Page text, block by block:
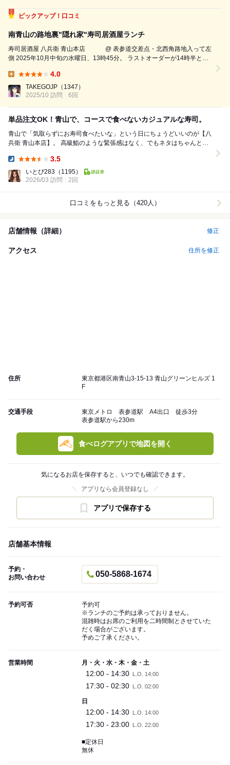
ピックアップ！口コミ
南青山の路地裏"隠れ家"寿司居酒屋ランチ
寿司居酒屋 八兵衛 青山本店 @ 表参道交差点・北西角路地入って左
側 2025年10月中旬の水曜日、13時45分。 ラストオーダーが14時半とい
4.0
TAKEGOJP （1347）
2025/10 訪問
6回
単品注文OK！青山で、コースで食べないカジュアルな寿司。
青山で「気取らずにお寿司食べたいな」という日にちょうどいいのが【八
兵衛 青山本店】。 高級鮨のような緊張感はなく、でもネタはちゃんとし
3.5
いとぴ283 （1195）
2026/03 訪問
2回
口コミをもっと見る（420人）
店舗情報（詳細） 修正
アクセス 住所を修正
住所
東京都港区南青山3-15-13 青山グリーンヒルズ 1
F
交通手段
東京メトロ 表参道駅 A4出口 徒歩3分
表参道駅から230m
食べログアプリで地図を開く
気になるお店を保存すると、いつでも確認できます。
アプリなら会員登録なし
アプリで保存する
店舗基本情報
予約・
お問い合わせ
050-5868-1674
予約可否
予約可
※ランチのご予約は承っておりません。
混雑時はお席のご利用を二時間制とさせていた
だく場合がございます。
予めご了承ください。
営業時間 月・火・水・木・金・土
12:00 - 14:30 L.O. 14:00
17:30 - 02:30 L.O. 02:00
日
12:00 - 14:30 L.O. 14:00
17:30 - 23:00 L.O. 22:00
■定休日
無休